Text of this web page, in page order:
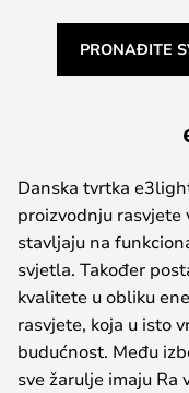
PRONAĐITE
Danska tvrtka
proizvodnju rasvjete
stavljaju na
svjetla. Također
kvalitete u obliku
rasvjete, koja u isto
budućnost. Među
sve žarulje imaju Ra